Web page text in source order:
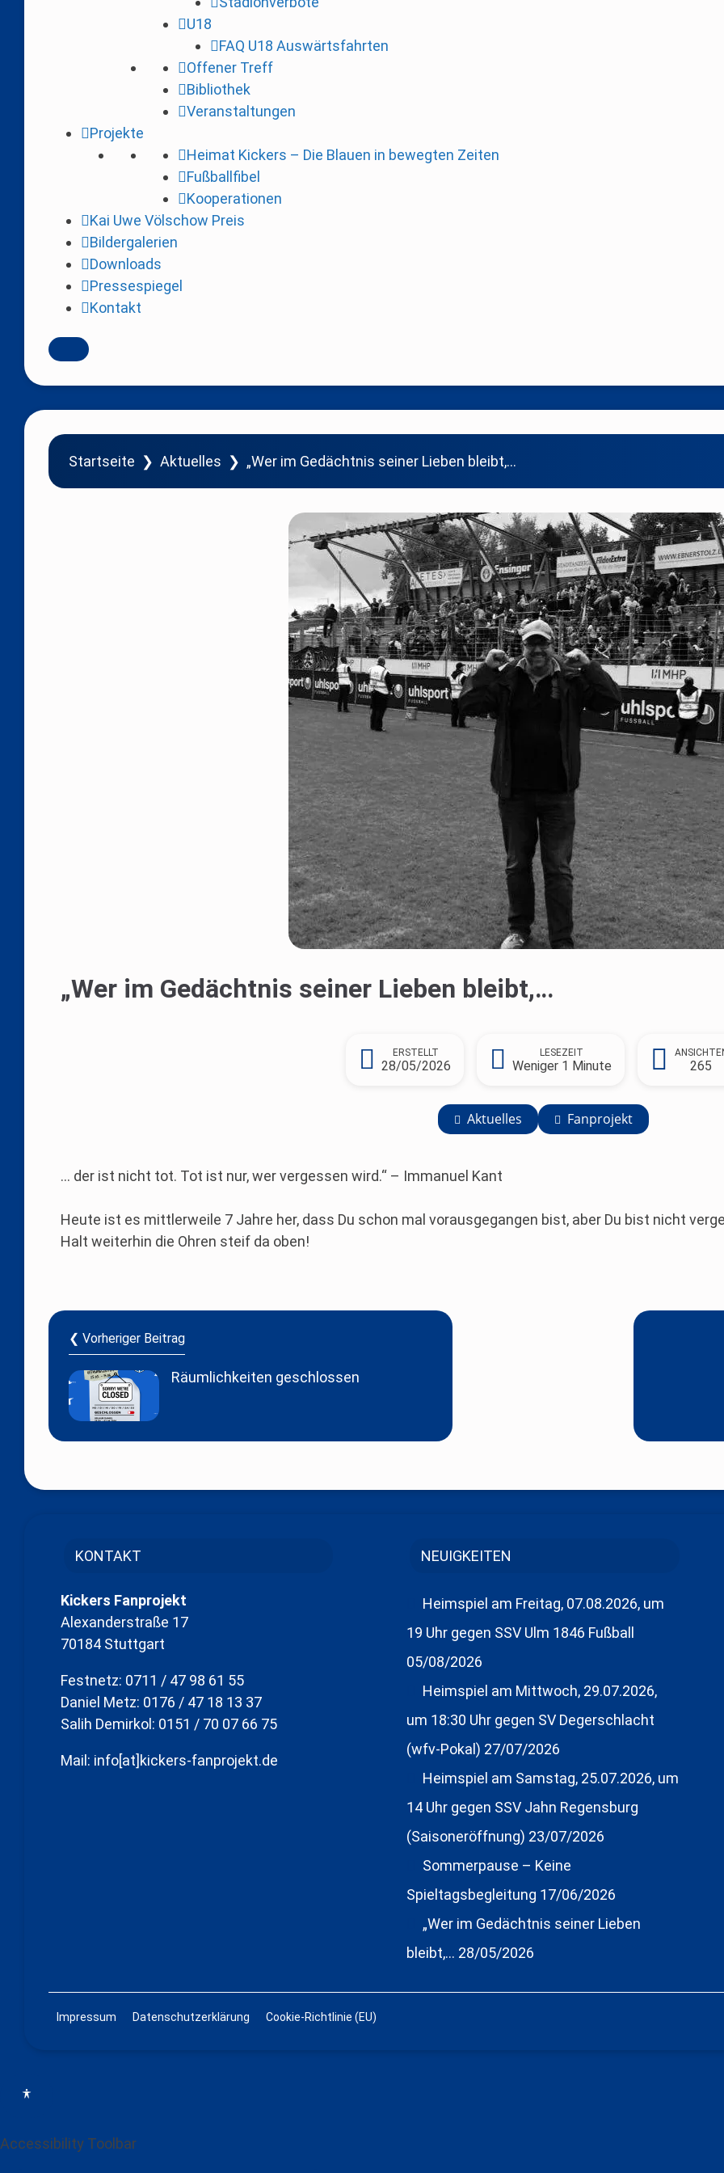
U18
FAQ U18 Auswärtsfahrten
Offener Treff
Bibliothek
Veranstaltungen
Projekte
Heimat Kickers – Die Blauen in bewegten Zeiten
Fußballfibel
Kooperationen
Kai Uwe Völschow Preis
Bildergalerien
Downloads
Pressespiegel
Kontakt
Startseite ❯ Aktuelles ❯ „Wer im Gedächtnis seiner Lieben bleibt,…
„Wer im Gedächtnis seiner Lieben bleibt,…
ERSTELLT
28/05/2026
LESEZEIT
Weniger 1 Minute 265
Aktuelles Fanprojekt
… der ist nicht tot. Tot ist nur, wer vergessen wird.“ – Immanuel Kant
Heute ist es mittlerweile 7 Jahre her, dass Du schon mal vorausgegangen bist, aber Du bist nicht
Halt weiterhin die Ohren steif da oben!
❮ Vorheriger Beitrag
Räumlichkeiten geschlossen
KONTAKT
Kickers Fanprojekt
Alexanderstraße 17
70184 Stuttgart
Festnetz: 0711 / 47 98 61 55
Daniel Metz: 0176 / 47 18 13 37
Salih Demirkol: 0151 / 70 07 66 75
Mail: info[at]kickers-fanprojekt.de
NEUIGKEITEN
Heimspiel am Freitag, 07.08.2026, um
19 Uhr gegen SSV Ulm 1846 Fußball
05/08/2026
Heimspiel am Mittwoch, 29.07.2026,
um 18:30 Uhr gegen SV Degerschlacht
(wfv-Pokal) 27/07/2026
Heimspiel am Samstag, 25.07.2026, um
14 Uhr gegen SSV Jahn Regensburg
(Saisoneröffnung) 23/07/2026
Sommerpause – Keine
Spieltagsbegleitung 17/06/2026
„Wer im Gedächtnis seiner Lieben
bleibt,… 28/05/2026
Impressum Datenschutzerklärung Cookie-Richtlinie (EU)
Accessibility Toolbar